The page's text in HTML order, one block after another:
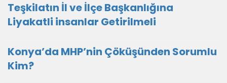
Teşkilatın İl ve İlçe Başkanlığına
Liyakatli insanlar Getirilmeli
Konya’da MHP’nin Çöküşünden Sorumlu
Kim?